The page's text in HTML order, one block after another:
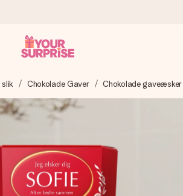
omhu og sender den lynhurtigt – så
det helt rette tidspunkt, når den
+15.000 anmeldelser)
Kunderne giver os 4,7 på Google
Chokolade Gaver Chokolade gaveæsker